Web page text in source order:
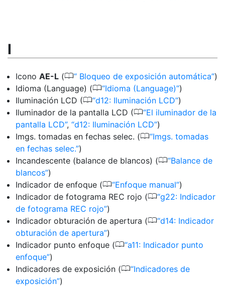
I
Icono AE-L (0 Bloqueo de exposición automática )
Idioma (Language) (0 Idioma (Language) )
Iluminación LCD (0 d12: Iluminación LCD )
Iluminador de la pantalla LCD (0 El iluminador de la
pantalla LCD , d12: Iluminación LCD )
Imgs. tomadas en fechas selec. (0 Imgs. tomadas
en fechas selec. )
Incandescente (balance de blancos) (0 Balance de
blancos )
Indicador de enfoque (0 Enfoque manual )
Indicador de fotograma REC rojo (0 g22: Indicador
de fotograma REC rojo )
Indicador obturación de apertura (0 d14: Indicador
obturación de apertura )
Indicador punto enfoque (0 a11: Indicador punto
enfoque )
Indicadores de exposición (0 Indicadores de
exposición )